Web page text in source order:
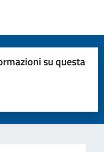
su questa
5